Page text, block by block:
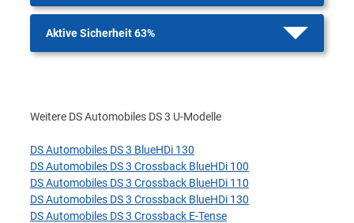
Aktive Sicherheit 63%
Weitere DS Automobiles DS 3 U-Modelle
DS Automobiles DS 3 BlueHDi 130
DS Automobiles DS 3 Crossback BlueHDi 100
DS Automobiles DS 3 Crossback BlueHDi 110
DS Automobiles DS 3 Crossback BlueHDi 130
DS Automobiles DS 3 Crossback E-Tense